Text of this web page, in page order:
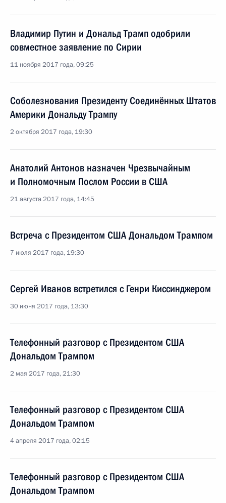
Владимир Путин и Дональд Трамп одобрили
совместное заявление по Сирии
11 ноября 2017 года, 09:25
Соболезнования Президенту Соединённых Штатов
Америки Дональду Трампу
2 октября 2017 года, 19:30
Анатолий Антонов назначен Чрезвычайным
и Полномочным Послом России в США
21 августа 2017 года, 14:45
Встреча с Президентом США Дональдом Трампом
7 июля 2017 года, 19:30
Сергей Иванов встретился с Генри Киссинджером
30 июня 2017 года, 13:30
Телефонный разговор с Президентом США
Дональдом Трампом
2 мая 2017 года, 21:30
Телефонный разговор с Президентом США
Дональдом Трампом
4 апреля 2017 года, 02:15
Телефонный разговор с Президентом США
Дональдом Трампом